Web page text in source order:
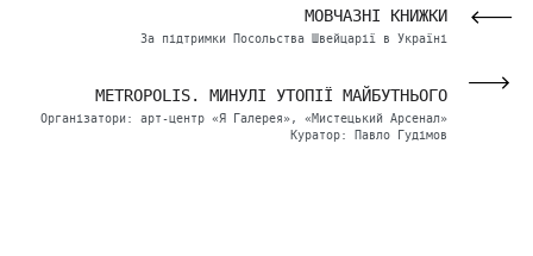
МОВЧАЗНІ КНИЖКИ
За підтримки Посольства Швейцарії в Україні
METROPOLIS. МИНУЛІ УТОПІЇ МАЙБУТНЬОГО
Організатори: арт-центр «Я Галерея», «Мистецький Арсенал»
Куратор: Павло Гудімов